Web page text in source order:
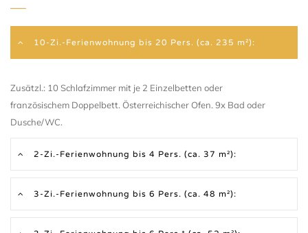
10-Zi.-Ferienwohnung bis 20 Pers. (ca. 235 m²):
Zusätzl.: 10 Schlafzimmer mit je 2 Einzelbetten oder
französischem Doppelbett. Österreichischer Ofen. 9x Bad oder
Dusche/WC.
2-Zi.-Ferienwohnung bis 4 Pers. (ca. 37 m²):
3-Zi.-Ferienwohnung bis 6 Pers. (ca. 48 m²):